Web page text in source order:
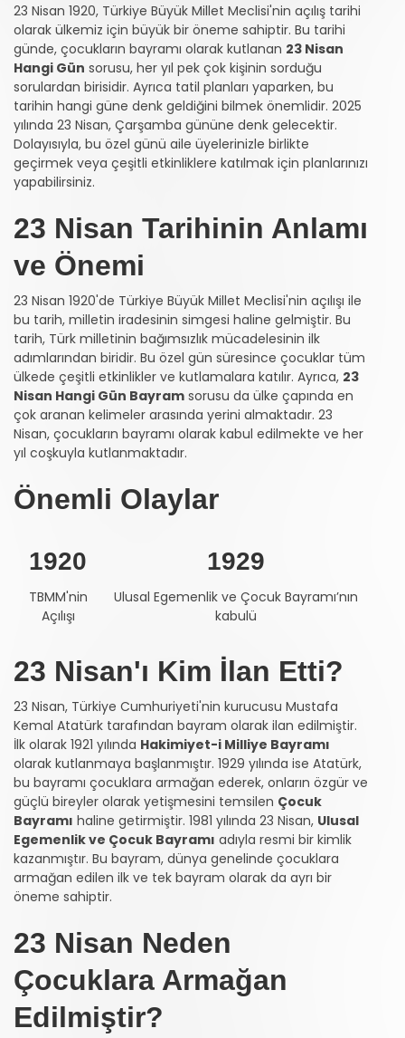
23 Nisan 1920, Türkiye Büyük Millet Meclisi'nin açılış tarihi
olarak ülkemiz için büyük bir öneme sahiptir. Bu tarihi
günde, çocukların bayramı olarak kutlanan 23 Nisan
Hangi Gün sorusu, her yıl pek çok kişinin sorduğu
sorulardan birisidir. Ayrıca tatil planları yaparken, bu
tarihin hangi güne denk geldiğini bilmek önemlidir. 2025
yılında 23 Nisan, Çarşamba gününe denk gelecektir.
Dolayısıyla, bu özel günü aile üyelerinizle birlikte
geçirmek veya çeşitli etkinliklere katılmak için planlarınızı
yapabilirsiniz.
23 Nisan Tarihinin Anlamı
ve Önemi
23 Nisan 1920'de Türkiye Büyük Millet Meclisi'nin açılışı ile
bu tarih, milletin iradesinin simgesi haline gelmiştir. Bu
tarih, Türk milletinin bağımsızlık mücadelesinin ilk
adımlarından biridir. Bu özel gün süresince çocuklar tüm
ülkede çeşitli etkinlikler ve kutlamalara katılır. Ayrıca, 23
Nisan Hangi Gün Bayram sorusu da ülke çapında en
çok aranan kelimeler arasında yerini almaktadır. 23
Nisan, çocukların bayramı olarak kabul edilmekte ve her
yıl coşkuyla kutlanmaktadır.
Önemli Olaylar
1920 1929
TBMM'nin
Açılışı
Ulusal Egemenlik ve Çocuk Bayramı’nın
kabulü
23 Nisan'ı Kim İlan Etti?
23 Nisan, Türkiye Cumhuriyeti'nin kurucusu Mustafa
Kemal Atatürk tarafından bayram olarak ilan edilmiştir.
İlk olarak 1921 yılında Hakimiyet-i Milliye Bayramı
olarak kutlanmaya başlanmıştır. 1929 yılında ise Atatürk,
bu bayramı çocuklara armağan ederek, onların özgür ve
güçlü bireyler olarak yetişmesini temsilen Çocuk
Bayramı haline getirmiştir. 1981 yılında 23 Nisan, Ulusal
Egemenlik ve Çocuk Bayramı adıyla resmi bir kimlik
kazanmıştır. Bu bayram, dünya genelinde çocuklara
armağan edilen ilk ve tek bayram olarak da ayrı bir
öneme sahiptir.
23 Nisan Neden
Çocuklara Armağan
Edilmiştir?